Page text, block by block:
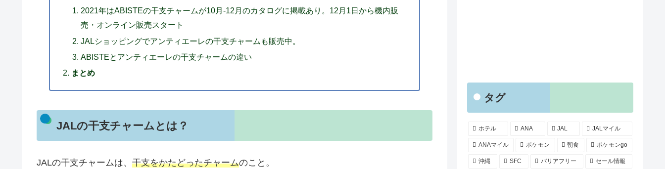
2021年はABISTEの干支チャームが10月-12月のカタログに掲載あり。12月1日から機内販
売・オンライン販売スタート
JALショッピングでアンティエーレの干支チャームも販売中。
ABISTEとアンティエーレの干支チャームの違い
まとめ
JALの干支チャームとは？
JALの干支チャームは、 干支をかたどったチャームのこと。
タグ
ホテル ANA JAL JALマイル
ANAマイル ポケモン 朝食 ポケモンgo
沖縄 SFC バリアフリー セール情報